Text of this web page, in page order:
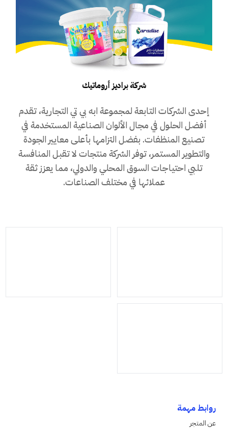
شركة براديز أروماتيك
إحدى الشركات التابعة لمجموعة ابه بي تي التجارية، تقدم
أفضل الحلول في مجال الألوان الصناعية المستخدمة في
تصنيع المنظفات. بفضل التزامها بأعلى معايير الجودة
والتطوير المستمر، توفر الشركة منتجات لا تقبل المنافسة
تلبي احتياجات السوق المحلي والدولي، مما يعزز ثقة
عملائها في مختلف الصناعات.
روابط مهمة
عن المتجر